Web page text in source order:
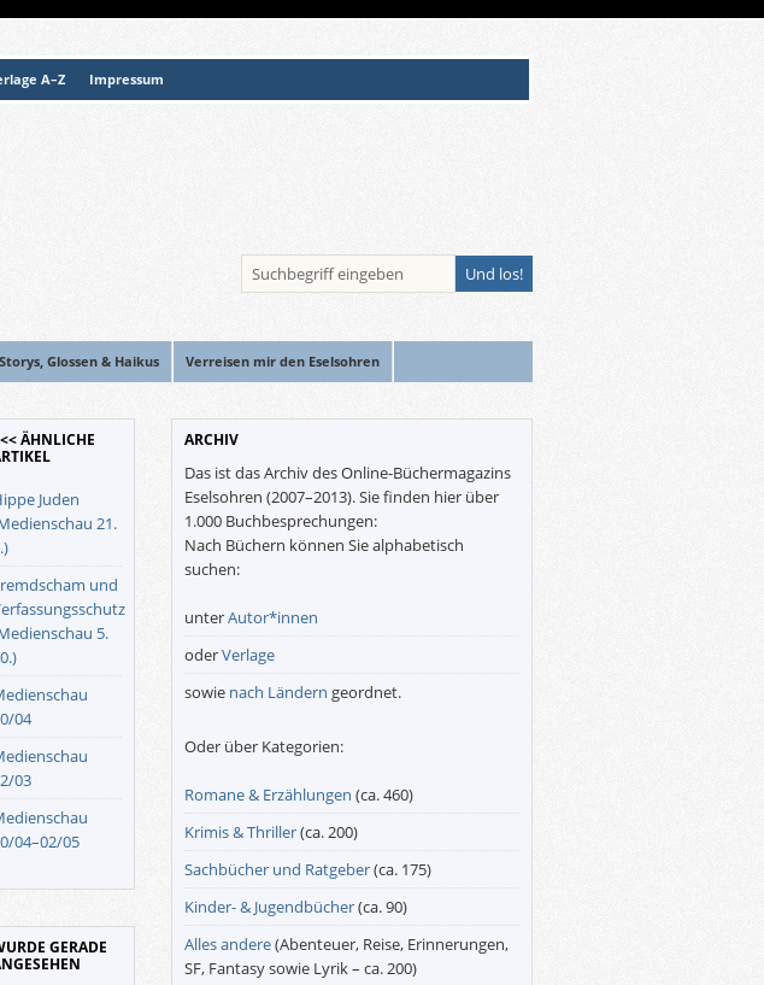
A–Z Impressum
Storys, Glossen & Haikus Verreisen mir den Eselsohren
ÄHNLICHE
Juden
21.
und
5.
04
03
04–02/05
GERADE
ARCHIV
Das ist das Archiv des Online-Büchermagazins
Eselsohren (2007–2013). Sie finden hier über
1.000 Buchbesprechungen:
Nach Büchern können Sie alphabetisch
suchen:
unterAutor*innen
oderVerlage
sowie nach Ländern geordnet.
Oder über Kategorien:
Romane & Erzählungen (ca. 460)
Krimis & Thriller(ca. 200)
Sachbücher und Ratgeber(ca. 175)
Kinder- & Jugendbücher(ca. 90)
Alles andere(Abenteuer, Reise, Erinnerungen,
SF, Fantasy sowie Lyrik – ca. 200)